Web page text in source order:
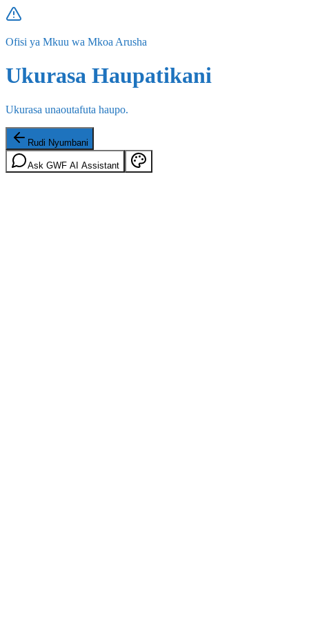
Ofisi ya Mkuu wa Mkoa Arusha
Ukurasa Haupatikani
Ukurasa unaoutafuta haupo.
Rudi Nyumbani
Ask GWF AI Assistant